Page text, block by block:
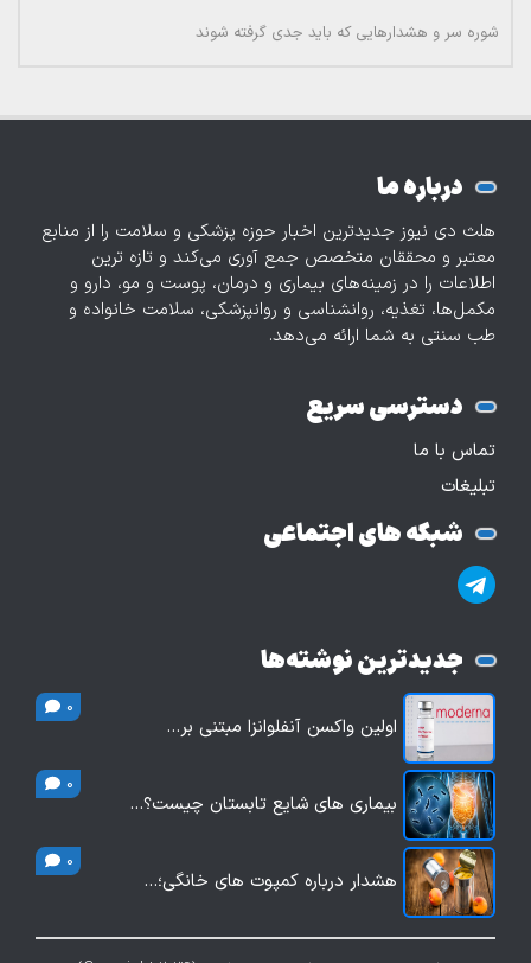
شوره سر و هشدارهایی که باید جدی گرفته شوند
درباره ما
هلث دی نیوز جدیدترین اخبار حوزه پزشکی و سلامت را از منابع
معتبر و محققان متخصص جمع آوری می‌کند و تازه‌ ترین
اطلاعات را در زمینه‌های بیماری و درمان، پوست و مو، دارو و
مکمل‌ها، تغذیه، روانشناسی و روانپزشکی، سلامت خانواده و
طب سنتی به شما ارائه می‌دهد.
دسترسی سریع
تماس با ما
تبلیغات
شبکه های اجتماعی
جدیدترین نوشته‌ها
اولین واکسن آنفلوانزا مبتنی بر…
0
بیماری های شایع تابستان چیست؟…
0
هشدار درباره کمپوت های خانگی؛…
0